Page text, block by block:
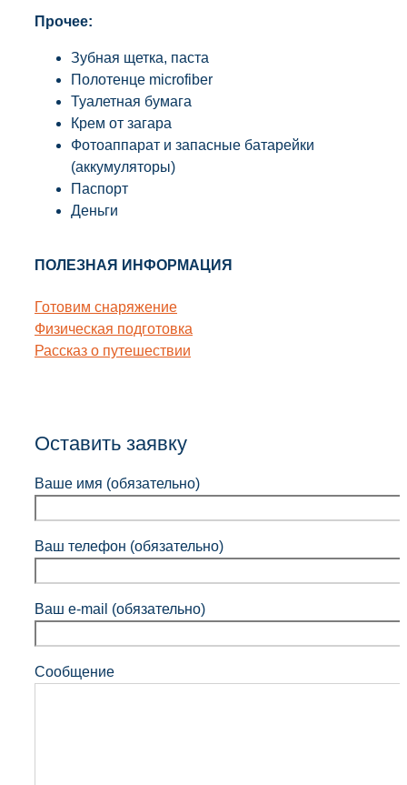
Прочее:
Зубная щетка, паста
Полотенце microfiber
Туалетная бумага
Крем от загара
Фотоаппарат и запасные батарейки
(аккумуляторы)
Паспорт
Деньги
ПОЛЕЗНАЯ ИНФОРМАЦИЯ
Готовим снаряжение
Физическая подготовка
Рассказ о путешествии
Оставить заявку
Ваше имя (обязательно)
Ваш телефон (обязательно)
Ваш e-mail (обязательно)
Сообщение